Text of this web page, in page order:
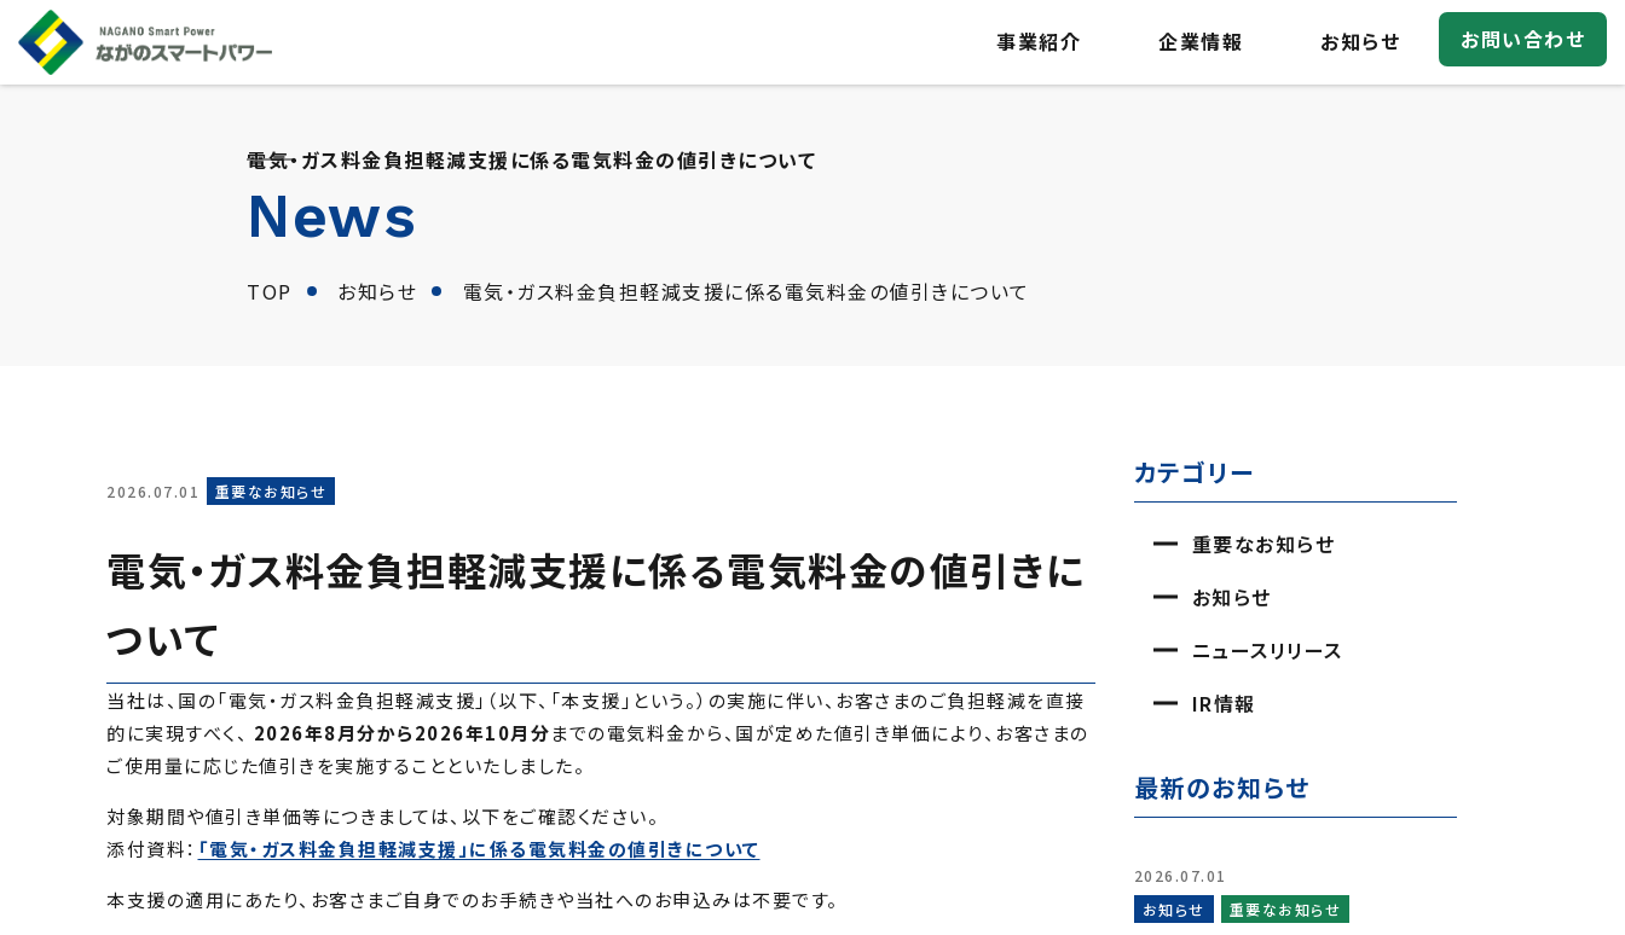
事業紹介 企業情報 お知らせ お問い合わせ
電気・ガス料金負担軽減支援に係る電気料金の値引きについて
News
TOP お知らせ 電気・ガス料金負担軽減支援に係る電気料金の値引きについて
2026.07.01 重要なお知らせ
電気・ガス料金負担軽減支援に係る電気料金の値引きに
ついて
当社は、国の「電気・ガス料金負担軽減支援」（以下、「本支援」という。）の実施に伴い、お客さまのご負担軽減を直接
的に実現すべく、 2026年8月分から2026年10月分までの電気料金から、国が定めた値引き単価により、お客さまの
ご使用量に応じた値引きを実施することといたしました。
対象期間や値引き単価等につきましては、以下をご確認ください。
添付資料： 「電気・ガス料金負担軽減支援」に係る電気料金の値引きについて
本支援の適用にあたり、お客さまご自身でのお手続きや当社へのお申込みは不要です。
カテゴリー
重要なお知らせ
お知らせ
ニュースリリース
IR情報
最新のお知らせ
2026.07.01
お知らせ
重要なお知らせ